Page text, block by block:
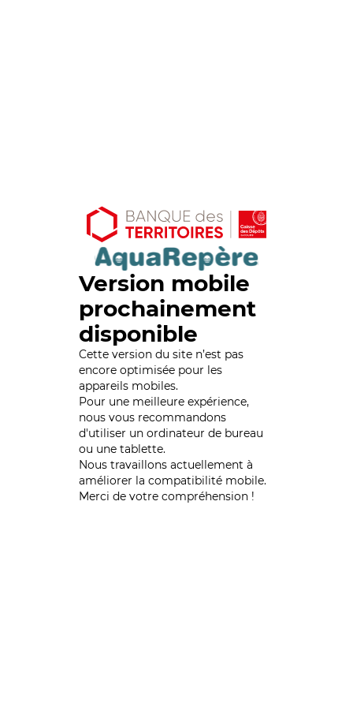
Version mobile
prochainement
disponible
Cette version du site n’est pas
encore optimisée pour les
appareils mobiles.
Pour une meilleure expérience,
nous vous recommandons
d'utiliser un ordinateur de bureau
ou une tablette.
Nous travaillons actuellement à
améliorer la compatibilité mobile.
Merci de votre compréhension !